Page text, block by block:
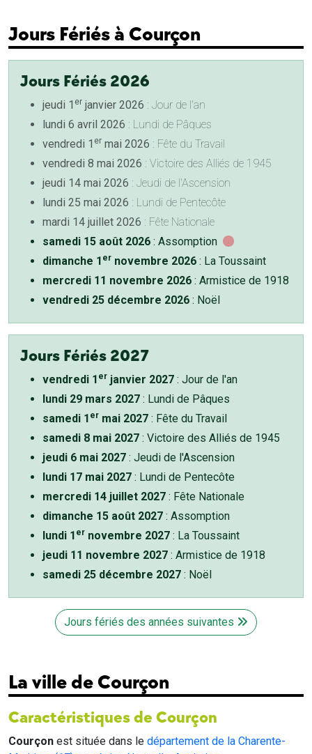
Jours Fériés à Courçon
Jours Fériés 2026
jeudi 1 er janvier 2026 : Jour de l'an
lundi 6 avril 2026 : Lundi de Pâques
vendredi 1 er mai 2026 : Fête du Travail
vendredi 8 mai 2026 : Victoire des Alliés de 1945
jeudi 14 mai 2026 : Jeudi de l'Ascension
lundi 25 mai 2026 : Lundi de Pentecôte
mardi 14 juillet 2026 : Fête Nationale
samedi 15 août 2026 : Assomption
dimanche 1 er novembre 2026 : La Toussaint
mercredi 11 novembre 2026 : Armistice de 1918
vendredi 25 décembre 2026 : Noël
Jours Fériés 2027
vendredi 1 er janvier 2027 : Jour de l'an
lundi 29 mars 2027 : Lundi de Pâques
samedi 1 er mai 2027 : Fête du Travail
samedi 8 mai 2027 : Victoire des Alliés de 1945
jeudi 6 mai 2027 : Jeudi de l'Ascension
lundi 17 mai 2027 : Lundi de Pentecôte
mercredi 14 juillet 2027 : Fête Nationale
dimanche 15 août 2027 : Assomption
lundi 1 er novembre 2027 : La Toussaint
jeudi 11 novembre 2027 : Armistice de 1918
samedi 25 décembre 2027 : Noël
Jours fériés des années suivantes
La ville de Courçon
Caractéristiques de Courçon
Courçon est située dans le département de la Charente-